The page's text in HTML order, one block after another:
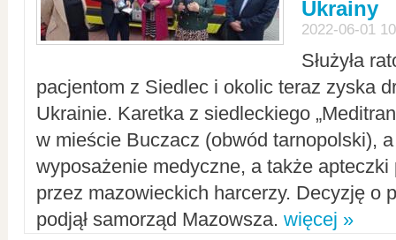
Ukrainy
2022-06-01
Służyła
pacjentom z Siedlec i okolic teraz zyska
Ukrainie. Karetka z siedleckiego
w mieście Buczacz (obwód tarnopolski),
wyposażenie medyczne, a także apteczki
przez mazowieckich harcerzy. Decyzję o
podjął samorząd Mazowsza. więcej »